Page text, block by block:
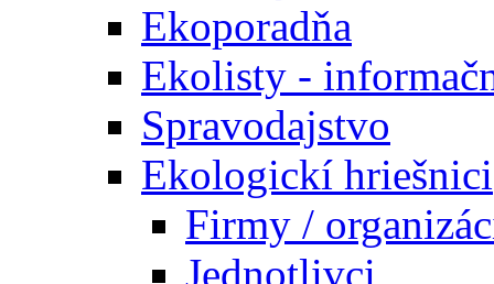
Ekoporadňa
Ekolisty -
Spravodajstvo
Ekologickí hriešnici
Firmy /
Jednotlivci